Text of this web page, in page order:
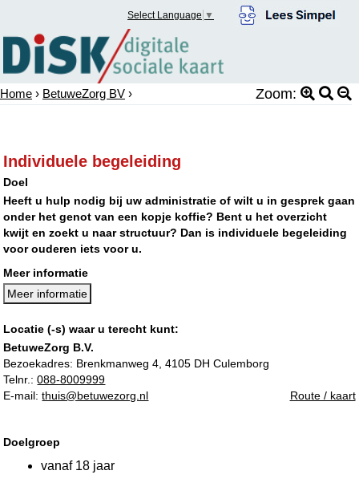
Select Language ▼
Home › BetuweZorg BV › Zoom:
Individuele begeleiding
Doel
Heeft u hulp nodig bij uw administratie of wilt u in gesprek gaan
onder het genot van een kopje koffie? Bent u het overzicht
kwijt en zoekt u naar structuur? Dan is individuele begeleiding
voor ouderen iets voor u.
Meer informatie
Meer informatie
Locatie (-s) waar u terecht kunt:
BetuweZorg B.V.
Bezoekadres: Brenkmanweg 4, 4105 DH Culemborg
Telnr.:088-8009999
E-mail:thuis@betuwezorg.nl Route / kaart
Doelgroep
vanaf 18 jaar